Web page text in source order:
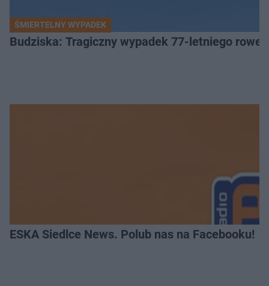
ŚMIERTELNY WYPADEK
Budziska: Tragiczny wypadek 77-letniego
ESKA Siedlce News. Polub nas na Facebooku!